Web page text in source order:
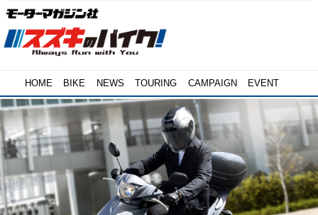
HOME BIKE NEWS TOURING CAMPAIGN EVENT